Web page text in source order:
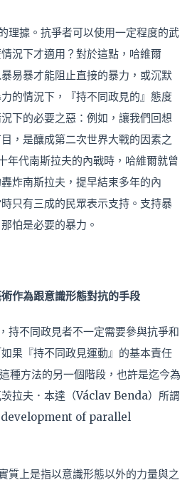
理據。抗爭者可以使用一定程度的武
況下才適用？對於這點，哈維爾
易暴才能阻止直接的暴力，或沉默
的情況下，『持不同政見的』態度
下的必要之惡：例如，讓我們回想
，是釀成第二次世界大戰的因素之
年代南斯拉夫的內戰時，哈維爾就曾
炸南斯拉夫，提早結束多年的內
只有三成的民眾表示支持。支持暴
怕是必要的暴力。
術作為跟意識形態對抗的手段
持不同政見者不一定需要參與抗爭和
果『持不同政見運動』的基本責任
種方法的另一個階段，也許是迄今為
拉夫．本達（Václav Benda）所謂
development of parallel
質上是指以意識形態以外的力量與之